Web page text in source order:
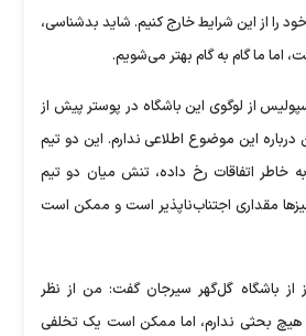
را از این شرایط خارج کنیم. شاید بدشناسی،
اما ما گام به گام بهتر می‌شویم.
از لوگوی این باشگاه در پوستر پیش از
درباره این موضوع اطلاعی ندارم. این دو تیم
خاطر اتفاقات رخ داده، تنش میان دو تیم
مقداری اجتناب‌ناپذیر است و ممکن است
از باشگاه گل‌گهر سیرجان گفت: من از نظر
و هیچ بحثی ندارم، اما ممکن است یک تخلفی